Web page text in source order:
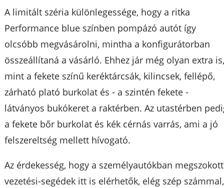
A limitált széria különlegessége, hogy a ritka
Performance blue színben pompázó autót így
olcsóbb megvásárolni, mintha a konfigurátorban
összeállítaná a vásárló. Ehhez jár még olyan extra
mint a fekete színű keréktárcsák, kilincsek, fellépő,
zárható plató burkolat és - a szintén fekete -
látványos bukókeret a raktérben. Az utastérben
a fekete bőr burkolat és kék cérnás varrás, ami a jó
felszereltség mellett hívogató.
Az érdekesség, hogy a személyautókban megszokott
vezetési-segédek itt is elérhetők, elég szép számmal,